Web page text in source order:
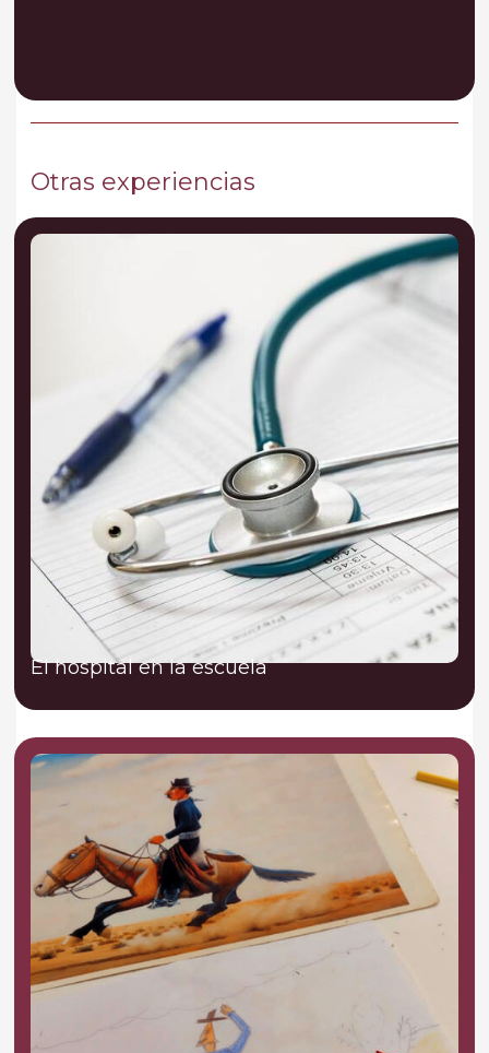
Otras experiencias
El hospital en la escuela